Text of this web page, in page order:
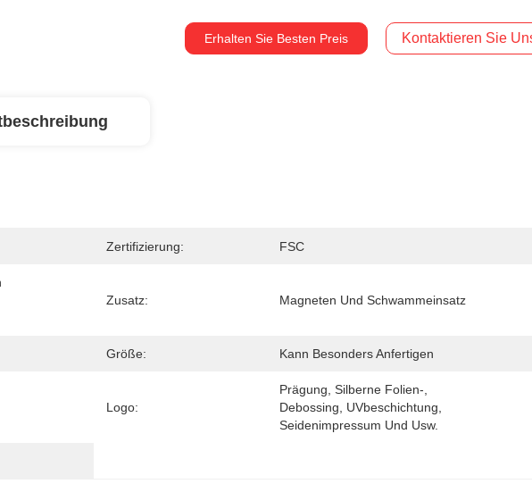
Erhalten Sie Besten Preis Kontaktieren Sie
Zertifizierung: FSC
Zusatz: Magneten Und Schwammeinsatz
Größe: Kann Besonders Anfertigen
Logo:
Prägung, Silberne Folien-,
Debossing, UVbeschichtung,
Seidenimpressum Und Usw.